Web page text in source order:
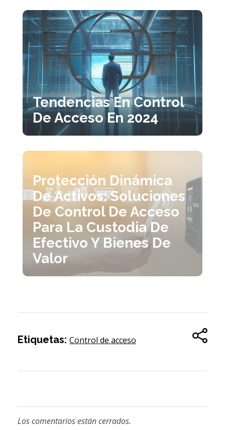
Tendencias En Control
De Acceso En 2024
Protección Dinámica
De Activos: Soluciones
De Control De Acceso
Para La Custodia De
Efectivo Y Bienes De
Valor
Etiquetas: Control de acceso
Los comentarios están cerrados.